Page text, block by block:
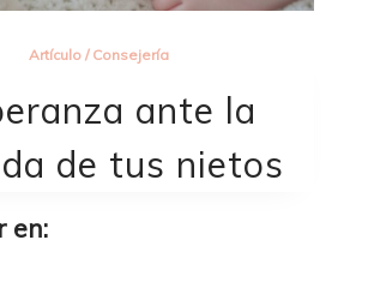
Artículo / Consejería
ante la
de tus nietos
en: